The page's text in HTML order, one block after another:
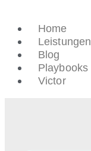
Home
Leistungen
Blog
Playbooks
Victor